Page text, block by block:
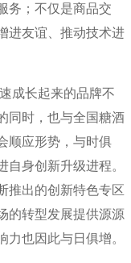
务；不仅是商品交
进友谊、推动技术进
成长起来的品牌不
同时，也与全国糖酒
顺应形势，与时俱
身创新升级进程。
推出的创新特色专区
的转型发展提供源源
也因此与日俱增。